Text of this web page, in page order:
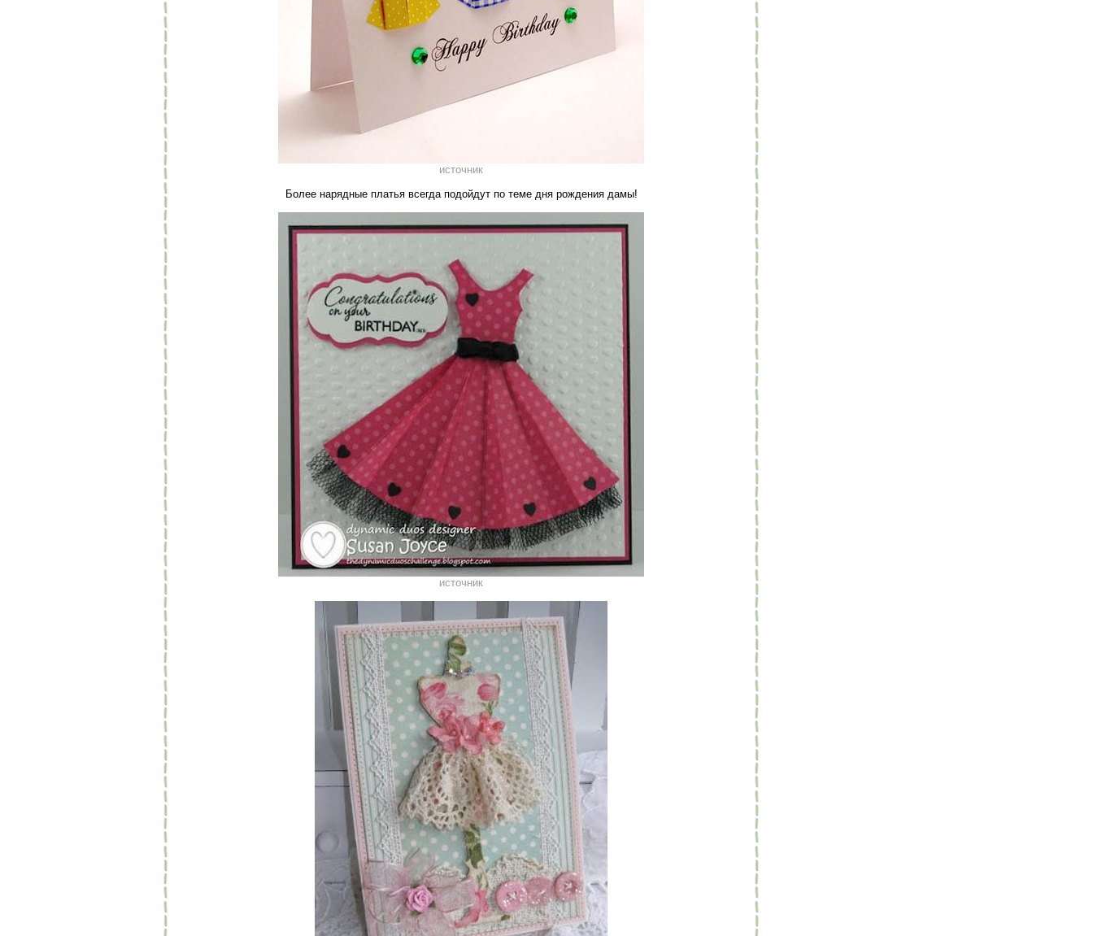
источник
Более нарядные платья всегда подойдут по теме дня рождения дамы!
источник